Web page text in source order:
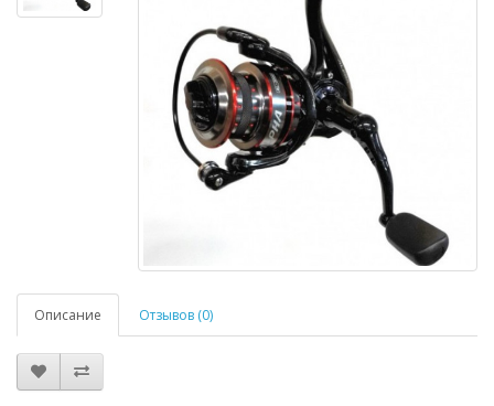
Описание Отзывов (0)